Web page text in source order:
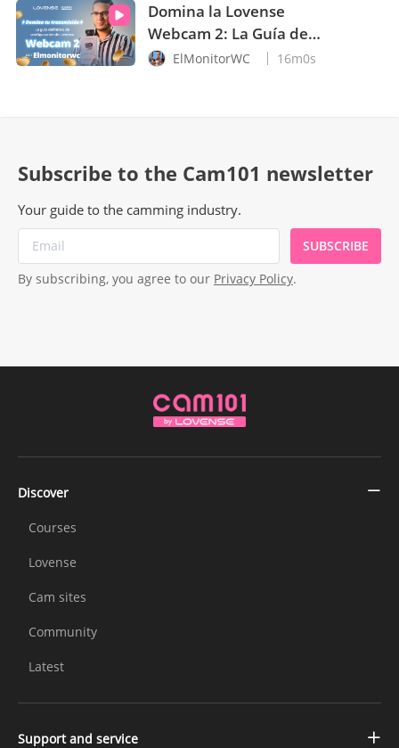
Domina la Lovense
Webcam 2: La Guía de
Configuración que
ElMonitorWC 16m0s
Subscribe to the Cam101 newsletter
Your guide to the camming industry.
SUBSCRIBE
By subscribing, you agree to our Privacy Policy.
Discover
Courses
Lovense
Cam sites
Community
Latest
Support and service